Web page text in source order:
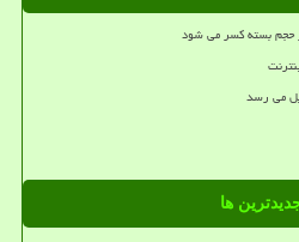
حجم بسته کسر می شود
می رسد
ها